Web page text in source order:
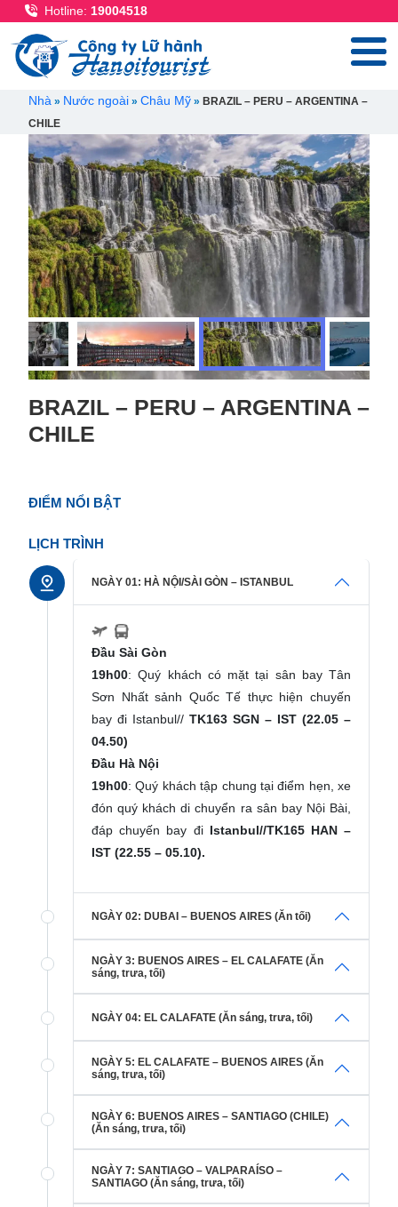
Hotline: 19004518
Breadcrumb
Nhà Nước ngoài Châu Mỹ
BRAZIL – PERU – ARGENTINA –
CHILE
BRAZIL – PERU – ARGENTINA –
CHILE
ĐIỂM NỔI BẬT
LỊCH TRÌNH
NGÀY 01: HÀ NỘI/SÀI GÒN – ISTANBUL
Đầu Sài Gòn
19h00: Quý khách có mặt tại sân bay Tân
Sơn Nhất sảnh Quốc Tế thực hiện chuyến
bay đi Istanbul// TK163 SGN – IST (22.05 –
04.50)
Đầu Hà Nội
19h00: Quý khách tập chung tại điểm hẹn, xe
đón quý khách di chuyển ra sân bay Nội Bài,
đáp chuyến bay điIstanbul//TK165 HAN –
IST (22.55 – 05.10).
NGÀY 02: DUBAI – BUENOS AIRES (Ăn tối)
NGÀY 3: BUENOS AIRES – EL CALAFATE (Ăn
sáng, trưa, tối)
NGÀY 04: EL CALAFATE (Ăn sáng, trưa, tối)
NGÀY 5: EL CALAFATE – BUENOS AIRES (Ăn
sáng, trưa, tối)
NGÀY 6: BUENOS AIRES – SANTIAGO (CHILE)
(Ăn sáng, trưa, tối)
NGÀY 7: SANTIAGO – VALPARAÍSO –
SANTIAGO (Ăn sáng, trưa, tối)